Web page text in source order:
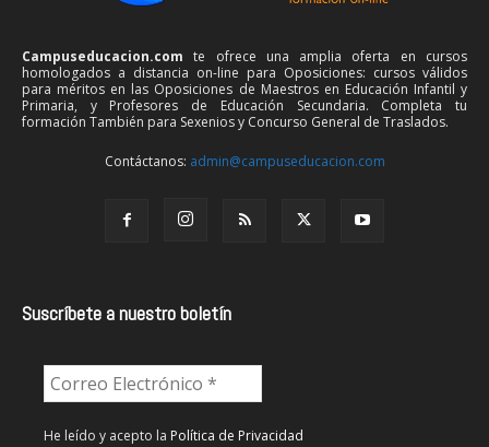
Campuseducacion.com te ofrece una amplia oferta en cursos
homologados a distancia on-line para Oposiciones: cursos válidos
para méritos en las Oposiciones de Maestros en Educación Infantil y
Primaria, y Profesores de Educación Secundaria. Completa tu
formación También para Sexenios y Concurso General de Traslados.
Contáctanos: admin@campuseducacion.com
Suscríbete a nuestro boletín
He leído y acepto la Política de Privacidad